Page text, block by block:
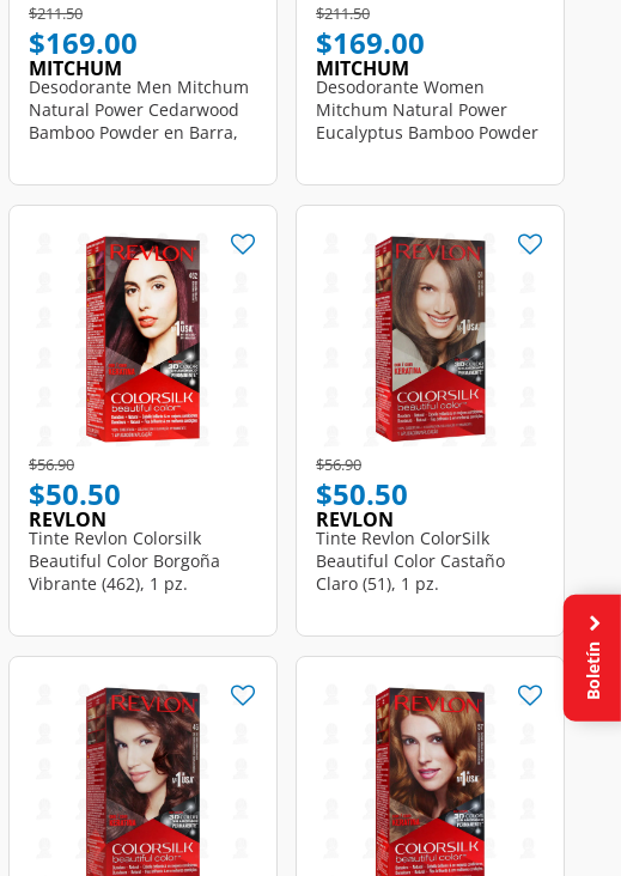
Price reduced from
$211.50to
$169.00
MITCHUM
Desodorante Men Mitchum
Natural Power Cedarwood
Bamboo Powder en Barra,
Price reduced from
$211.50to
$169.00
MITCHUM
Desodorante Women
Mitchum Natural Power
Eucalyptus Bamboo Powder
Price reduced from
$56.90to
$50.50
REVLON
Tinte Revlon Colorsilk
Beautiful Color Borgoña
Vibrante (462), 1 pz.
Price reduced from
$56.90to
$50.50
REVLON
Tinte Revlon ColorSilk
Beautiful Color Castaño
Claro (51), 1 pz.
Boletín